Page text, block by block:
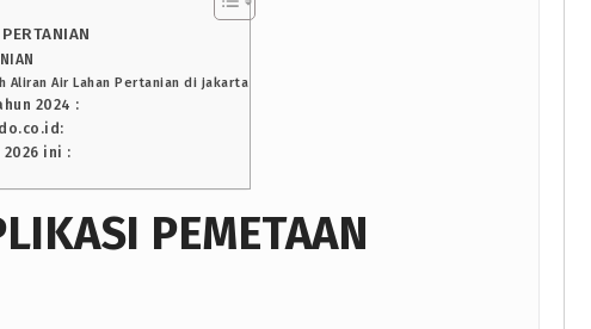
Aliran Air Lahan Pertanian di jakarta
2024 :
ini :
PEMETAAN